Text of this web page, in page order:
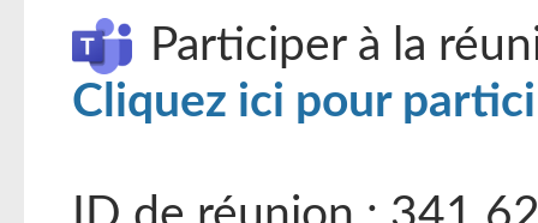
Participer à la
Cliquez ici pour